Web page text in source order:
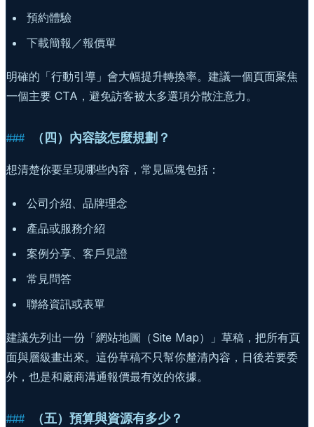
預約體驗
下載簡報／報價單
明確的「行動引導」會大幅提升轉換率。建議一個頁面聚焦
一個主要 CTA，避免訪客被太多選項分散注意力。
（四）內容該怎麼規劃？
想清楚你要呈現哪些內容，常見區塊包括：
公司介紹、品牌理念
產品或服務介紹
案例分享、客戶見證
常見問答
聯絡資訊或表單
建議先列出一份「網站地圖（Site Map）」草稿，把所有頁
面與層級畫出來。這份草稿不只幫你釐清內容，日後若要委
外，也是和廠商溝通報價最有效的依據。
（五）預算與資源有多少？